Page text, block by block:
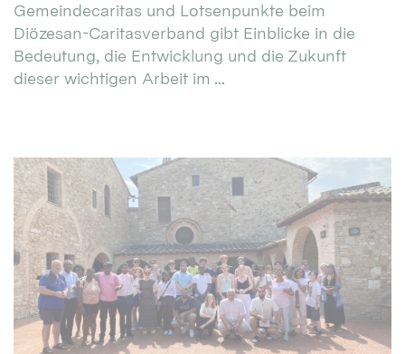
Gemeindecaritas und Lotsenpunkte beim
Diözesan-Caritasverband gibt Einblicke in die
Bedeutung, die Entwicklung und die Zukunft
dieser wichtigen Arbeit im ...